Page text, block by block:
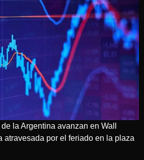
la Argentina avanzan en Wall
atravesada por el feriado en la plaza